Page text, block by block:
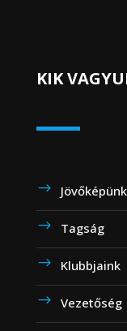
KIK
Tagság
Klubbjaink
Vezetőség